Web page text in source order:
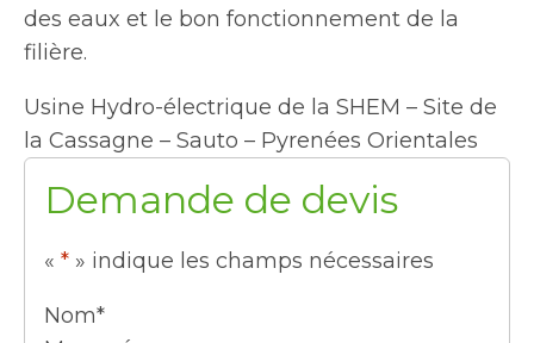
des eaux et le bon fonctionnement de la
filière.
Usine Hydro-électrique de la SHEM – Site de
la Cassagne – Sauto – Pyrenées Orientales
Demande de devis
« * » indique les champs nécessaires
Nom*